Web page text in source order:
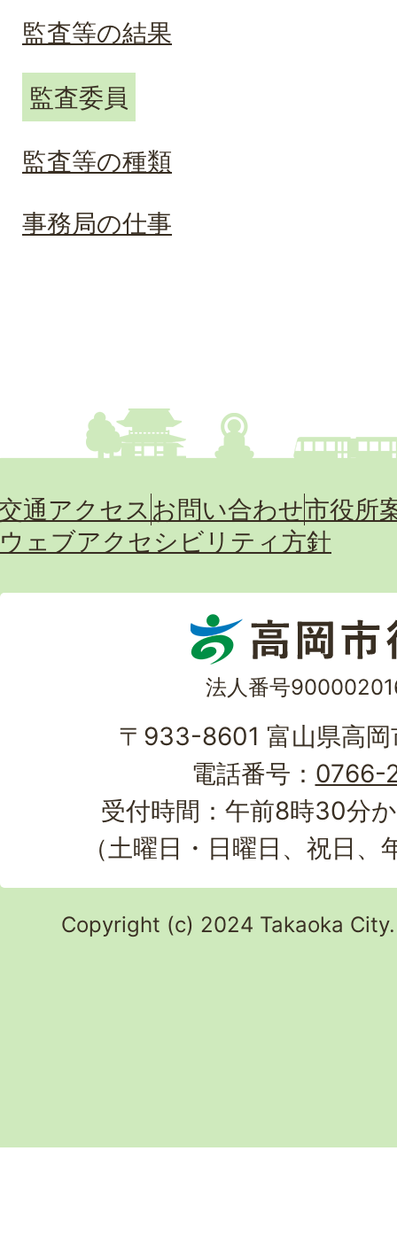
監査等の結果
監査委員
監査等の種類
事務局の仕事
通アクセス お問い合わせ市役所
ウェブアクセシビリティ方針
法人番号
〒933-8601 富山県高
電話番号： 0766-
受付時間：午前8時30分
（土曜日・日曜日、祝日
Copyright (c) 2024 Takaoka